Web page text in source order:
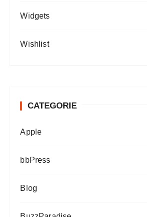
Widgets
Wishlist
CATEGORIE
Apple
bbPress
Blog